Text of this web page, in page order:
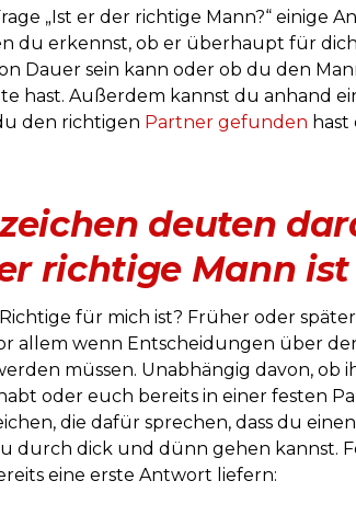
„Ist er der richtige Mann?“ einige
du erkennst, ob er überhaupt für
Dauer sein kann oder ob du den
hast. Außerdem kannst du anhand
den richtigen Partner gefunden hast
deuten
richtige Mann ist
für mich ist? Früher oder
allem wenn Entscheidungen über
müssen. Unabhängig davon, ob
habt oder euch bereits in einer festen
die dafür sprechen, dass du
durch dick und dünn gehen kannst.
eine erste Antwort liefern: